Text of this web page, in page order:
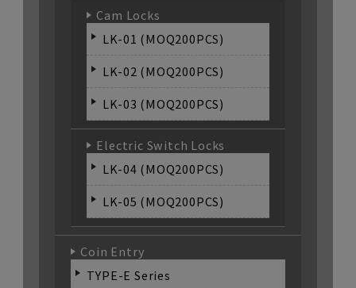
Cam Locks
LK-01 (MOQ200PCS)
LK-02 (MOQ200PCS)
LK-03 (MOQ200PCS)
Electric Switch Locks
LK-04 (MOQ200PCS)
LK-05 (MOQ200PCS)
Coin Entry
TYPE-E Series